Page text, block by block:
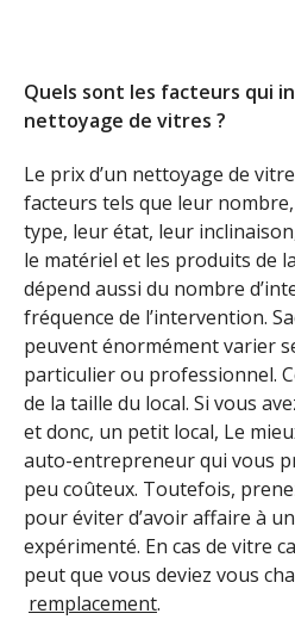
Quels sont les facteurs qui
nettoyage de vitres ?
Le prix d’un nettoyage de
facteurs tels que leur
type, leur état, leur
le matériel et les produits de
dépend aussi du nombre
fréquence de l’intervention.
peuvent énormément varier
particulier ou professionnel.
de la taille du local. Si vous
et donc, un petit local, Le
auto-entrepreneur qui vous
peu coûteux. Toutefois,
pour éviter d’avoir affaire à
expérimenté. En cas de vitre
peut que vous deviez vous
remplacement.